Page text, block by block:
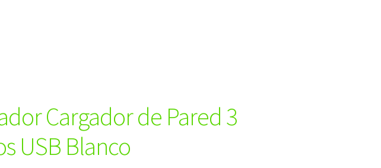
Cargador de Pared 3
USB Blanco